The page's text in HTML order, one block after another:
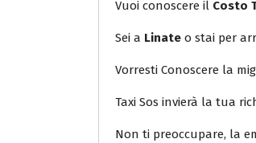
Vuoi conoscere il Costo
Sei a Linate o stai per
Vorresti Conoscere la
Taxi Sos invierà la tua
Non ti preoccupare, la